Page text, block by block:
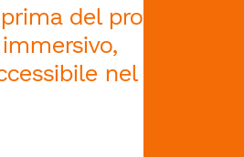
del progetto
nel